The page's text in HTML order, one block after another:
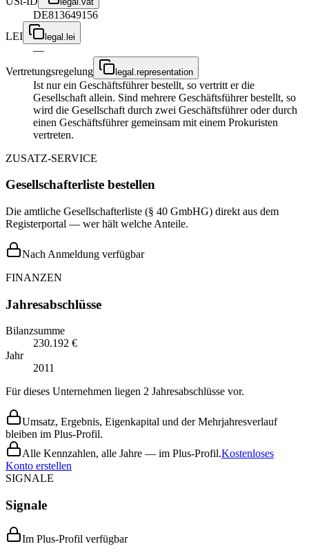
DE813649156
LEI
legal.lei
—
Vertretungsregelung
legal.representation
Ist nur ein Geschäftsführer bestellt, so vertritt er die
Gesellschaft allein. Sind mehrere Geschäftsführer bestellt, so
wird die Gesellschaft durch zwei Geschäftsführer oder durch
einen Geschäftsführer gemeinsam mit einem Prokuristen
vertreten.
ZUSATZ-SERVICE
Gesellschafterliste bestellen
Die amtliche Gesellschafterliste (§ 40 GmbHG) direkt aus dem
Registerportal — wer hält welche Anteile.
Nach Anmeldung verfügbar
FINANZEN
Jahresabschlüsse
Bilanzsumme
230.192 €
Jahr
2011
Für dieses Unternehmen liegen 2 Jahresabschlüsse vor.
Umsatz, Ergebnis, Eigenkapital und der Mehrjahresverlauf
bleiben im Plus-Profil.
Alle Kennzahlen, alle Jahre — im Plus-Profil.Kostenloses
Konto erstellen
SIGNALE
Signale
Im Plus-Profil verfügbar